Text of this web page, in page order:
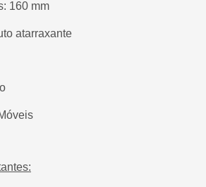
160 mm
atarraxante